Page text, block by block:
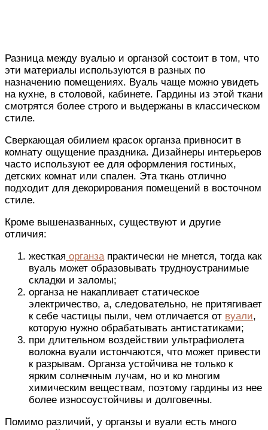
Разница между вуалью и органзой состоит в том, что
эти материалы используются в разных по
назначению помещениях. Вуаль чаще можно увидеть
на кухне, в столовой, кабинете. Гардины из этой ткани
смотрятся более строго и выдержаны в классическом
стиле.
Сверкающая обилием красок органза привносит в
комнату ощущение праздника. Дизайнеры интерьеров
часто используют ее для оформления гостиных,
детских комнат или спален. Эта ткань отлично
подходит для декорирования помещений в восточном
стиле.
Кроме вышеназванных, существуют и другие
отличия:
жесткая органзапрактически не мнется, тогда как
вуаль может образовывать трудноустранимые
складки и заломы;
органза не накапливает статическое
электричество, а, следовательно, не притягивает
к себе частицы пыли, чем отличается от вуали,
которую нужно обрабатывать антистатиками;
при длительном воздействии ультрафиолета
волокна вуали истончаются, что может привести
к разрывам. Органза устойчива не только к
ярким солнечным лучам, но и ко многим
химическим веществам, поэтому гардины из нее
более износоустойчивы и долговечны.
Помимо различий, у органзы и вуали есть много